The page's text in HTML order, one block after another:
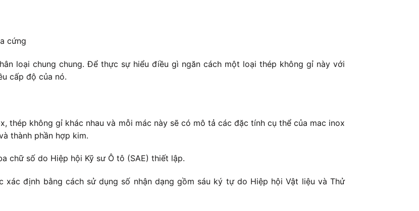
cứng
loại chung chung. Để thực sự hiểu điều gì ngăn cách một loại thép không gỉ này với
cấp độ của nó.
thép không gỉ khác nhau và mỗi mác này sẽ có mô tả các đặc tính cụ thể của mac inox
thành phần hợp kim.
chữ số do Hiệp hội Kỹ sư Ô tô (SAE) thiết lập.
xác định bằng cách sử dụng số nhận dạng gồm sáu ký tự do Hiệp hội Vật liệu và Thử